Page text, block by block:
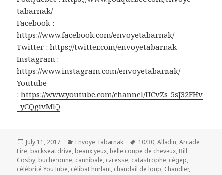
tabarnak/
Facebook :
https://www.facebook.com/envoyetabarnak/
Twitter :https://twitter.com/envoyetabarnak
Instagram :
https://www.instagram.com/envoyetabarnak/
Youtube
:https://www.youtube.com/channel/UCvZs_5sJ32FHv
_yCQgivMlQ
Posted
on
July 11, 2017 Categories
Envoye Tabarnak Tags
10/30,Alladin,Arcade
Fire, backseat drive, beaux yeux, belle coupe de cheveux, Bill
Cosby, bucheronne, cannibale, caresse, catastrophe, cégep,
célébrité YouTube, célibat hurlant, chandail de loup, Chandler,